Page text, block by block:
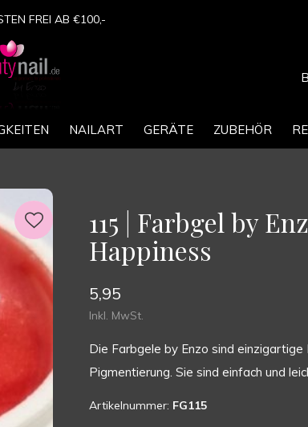
NAILART GERÄTE ZUBEHÖR
FREI AB €100,-
115 | Farbgel by
Happiness
5,95
Inkl. MwSt.
Die Farbgele by Enzo sind
Pigmentierung. Sie sind einfach und
Artikelnummer: FG115